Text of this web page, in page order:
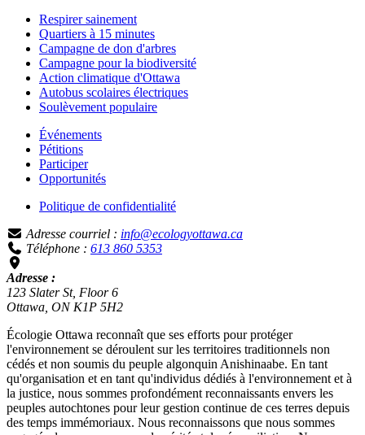
Respirer sainement
Quartiers à 15 minutes
Campagne de don d'arbres
Campagne pour la biodiversité
Action climatique d'Ottawa
Autobus scolaires électriques
Soulèvement populaire
Événements
Pétitions
Participer
Opportunités
Politique de confidentialité
Adresse courriel : info@ecologyottawa.ca
Téléphone : 613 860 5353
Adresse :
123 Slater St, Floor 6
Ottawa, ON K1P 5H2
Écologie Ottawa reconnaît que ses efforts pour protéger
l'environnement se déroulent sur les territoires traditionnels non
cédés et non soumis du peuple algonquin Anishinaabe. En tant
qu'organisation et en tant qu'individus dédiés à l'environnement et à
la justice, nous sommes profondément reconnaissants envers les
peuples autochtones pour leur gestion continue de ces terres depuis
des temps immémoriaux. Nous reconnaissons que nous sommes